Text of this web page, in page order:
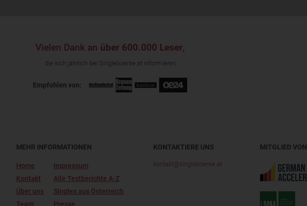
Vielen Dank an über 600.000 Leser,
die sich jährlich bei Singleboerse.at informieren
Empfohlen von:
MEHR INFORMATIONEN
Home
Kontakt
Über uns
Team
Impressum
Alle Testberichte A-Z
Singles aus Österreich
Presse
KONTAKTIERE UNS
kontakt@singleboerse.at
MITGLIED VON